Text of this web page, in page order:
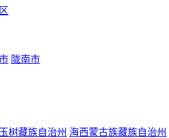
陇南市
玉树藏族自治州 海西蒙古族藏族自治州